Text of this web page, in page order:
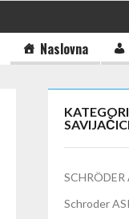
Naslovna
Schroder